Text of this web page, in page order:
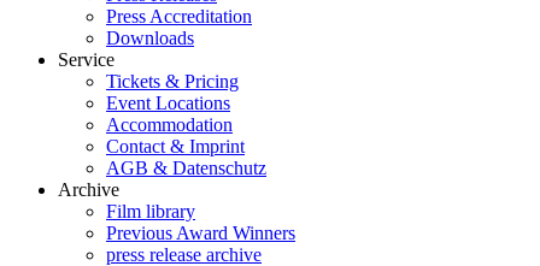
Press Accreditation
Downloads
Service
Tickets & Pricing
Event Locations
Accommodation
Contact & Imprint
AGB & Datenschutz
Archive
Film library
Previous Award Winners
press release archive